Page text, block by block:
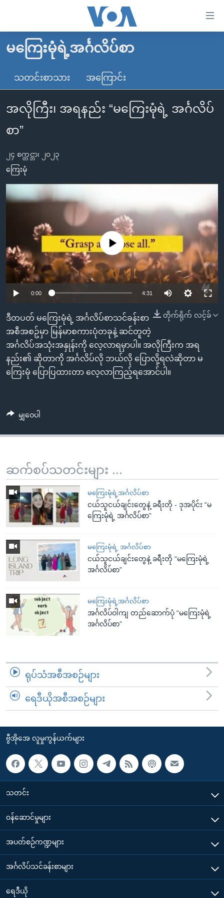
လွယ်ကူ
သည့်
များ
ပင်မ
သို့
ကျော်
ကြည့်
ရန်
စာမျက်နှာ
သို့
ကျော်
ကြည့်
ရှာဖွေ
ရန်
နေရာ
သို့
ကျော်
မူလစာမျက်နှာ
ကမ္ဘာ့သတင်းများ
နိုင်ငံတကာ
အမေရိကန်
အစ္စရေး-ပါလက်စတိုင်း
ဗွီဒီယို
သတင်းလွတ်လပ်ခွင့်
အင်္ဂလိပ်စာလေ့လာမယ်
မကြေးမုံရဲ့ အင်္ဂလိပ်စာ
သုတပဒေသာ အင်္ဂလိပ်စာ
ရေဒီယို
ရေဒီယိုနှင့်ရုပ်သံ အချက်အလက်များ
Learning English
ဗွီအိုအေ လူမှုကွန်ယက်များ
ဘာသာစကားများ
မကြေးမုံရဲ့အင်္ဂလိပ်စာ
သတင်းစာသား အကြောင်း
အလိုကြီး၊ အရနည်း “မကြေးမုံရဲ့ အင်္ဂလိပ်
စာ”
၂၄ စက္တင္ဘာ၊ ၂၀၂၃
ကြေးမုံ
No media source currently available
0:00 4:31
တိုက်ရိုက် လင့်ခ်
ဒီတပတ် မကြေးမုံရဲ့ အင်္ဂလိပ်စာသင်ခန်းစာ
အစီအစဥ်မှာ မြန်မာစကားပုံတခုနဲ့ ဆင်တူတဲ့
အင်္ဂလိပ်အသုံးအနှုန်းကို လေ့လာရမှာပါ။ အလိုကြီးက အရ
နည်း၏ ဆိုတာကို အင်္ဂလိပ်လို ဘယ်လို ပြောလို့ရလဲဆိုတာ မ
ကြေးမုံ ပြောပြထားတာ လေ့လာကြည့်ရအောင်ပါ။
မျှဝေပါ
ဆက်စပ်သတင်းများ ...
မကြေးမုံရဲ့အင်္ဂလိပ်စာ
ငယ်သူငယ်ချင်းတွေနဲ့ ခရီးတို - ဒုအပိုင်း “မ
ကြေးမုံရဲ့ အင်္ဂလိပ်စာ”
မကြေးမုံရဲ့ အင်္ဂလိပ်စာ
ငယ်သူငယ်ချင်းတွေနဲ့ ခရီးတို “မကြေးမုံရဲ့
အင်္ဂလိပ်စာ”
မကြေးမုံရဲ့အင်္ဂလိပ်စာ
အင်္ဂလိပ်ဝါကျ တည်ဆောက်ပုံ “မကြေးမုံရဲ့
အင်္ဂလိပ်စာ”
ရုပ်သံအစီအစဉ်များ
ရေဒီယိုအစီအစဉ်များ
ဗွီအိုအေ လူမှုကွန်ယက်များ
သတင်း
၀န်ဆောင်မှုများ
အပတ်စဉ်ကဏ္ဍများ
အင်္ဂလိပ်သင်ခန်းစာများ
ရေဒီယို